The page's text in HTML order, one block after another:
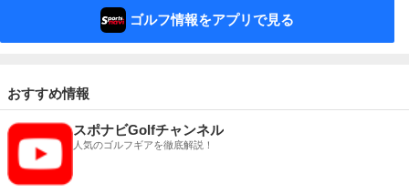
ゴルフ情報をアプリで見る
おすすめ情報
スポナビGolfチャンネル
人気のゴルフギアを徹底解説！